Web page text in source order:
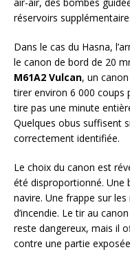
réservoirs
Dans le cas du Hasna,
le canon de bord de 20
M61A2 Vulcan, un
tirer environ 6 000 coups
tire pas une minute
Quelques obus suffisent
correctement identifiée.
Le choix du canon est
été disproportionné. Une
navire. Une frappe sur
d’incendie. Le tir au
reste dangereux, mais il
contre une partie